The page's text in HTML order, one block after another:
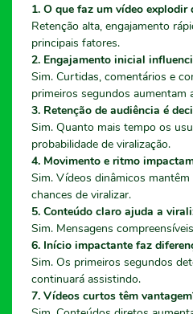
1. O que faz um vídeo
Retenção alta, engajamento
principais fatores.
2. Engajamento inicial
Sim. Curtidas, comentários e
primeiros segundos aumentam
3. Retenção de audiência é
Sim. Quanto mais tempo os
probabilidade de viralização.
4. Movimento e ritmo
Sim. Vídeos dinâmicos
chances de viralizar.
5. Conteúdo claro ajuda a
Sim. Mensagens
6. Início impactante faz
Sim. Os primeiros segundos
continuará assistindo.
7. Vídeos curtos têm